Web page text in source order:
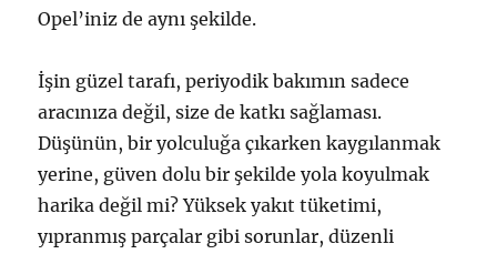
Opel’iniz de aynı şekilde.
İşin güzel tarafı, periyodik bakımın sadece
aracınıza değil, size de katkı sağlaması.
Düşünün, bir yolculuğa çıkarken kaygılanmak
yerine, güven dolu bir şekilde yola koyulmak
harika değil mi? Yüksek yakıt tüketimi,
yıpranmış parçalar gibi sorunlar, düzenli